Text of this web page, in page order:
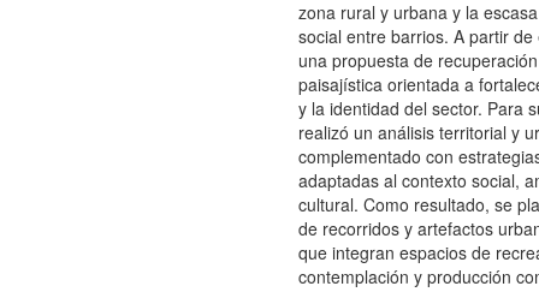
zona rural y urbana y la
social entre barrios. A partir
una propuesta de
paisajística orientada a
y la identidad del sector. Para
realizó un análisis territorial y
complementado con
adaptadas al contexto social,
cultural. Como resultado, se
de recorridos y artefactos
que integran espacios de
contemplación y producción